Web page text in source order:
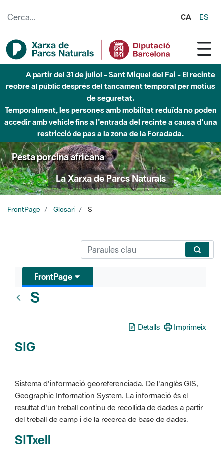
CA ES
A partir del 31 de juliol - Sant Miquel del Fai - El recinte
reobre al públic després del tancament temporal per motius
de seguretat.
Temporalment, les persones amb mobilitat reduïda no poden
accedir amb vehicle fins a l'entrada del recinte a causa d'una
restricció de pas a la zona de la Foradada.
Pesta porcina africana
La Xarxa de Parcs Naturals
FrontPage Glosari S
FrontPage
S
Detalls Imprimeix
SIG
Sistema d'informació georeferenciada. De l'anglès GIS,
Geographic Information System. La informació és el
resultat d'un treball continu de recollida de dades a partir
del treball de camp i de la recerca de base de dades.
SITxell